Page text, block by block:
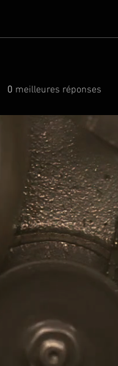
0 meilleures réponses